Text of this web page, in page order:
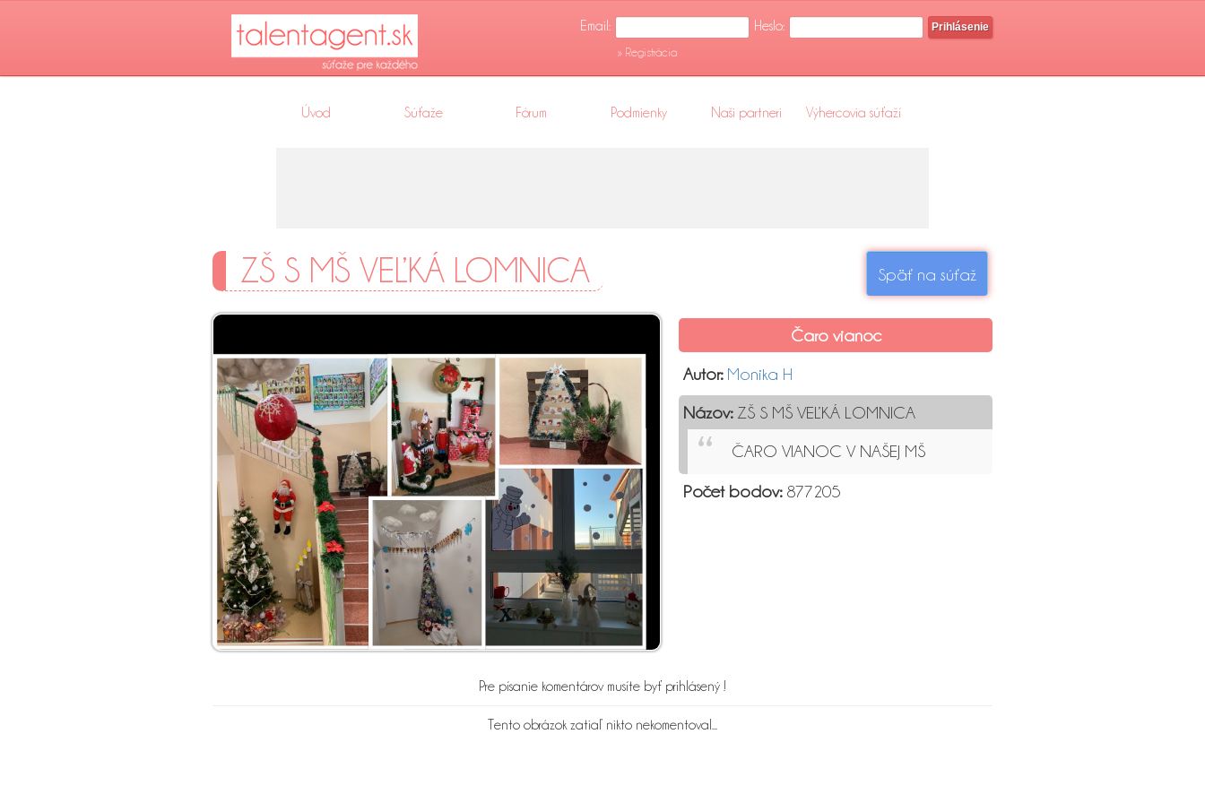
Email: Heslo:
Prihlásenie
» Registrácia
Úvod Súťaže Fórum Podmienky Naši partneri Výhercovia súťaží
Späť na súťaž
ZŠ S MŠ VEĽKÁ LOMNICA
Čaro vianoc
Autor: Monika H
Názov:ZŠ S MŠ VEĽKÁ LOMNICA
ČARO VIANOC V NAŠEJ MŠ
Počet bodov:877205
Pre písanie komentárov musíte byť prihlásený !
Tento obrázok zatiaľ nikto nekomentoval...